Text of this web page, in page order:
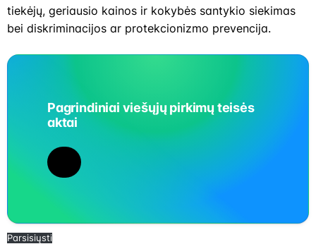
tiekėjų, geriausio kainos ir kokybės santykio siekimas
bei diskriminacijos ar protekcionizmo prevencija.
Pagrindiniai viešųjų pirkimų teisės
aktai
Parsisiųsti